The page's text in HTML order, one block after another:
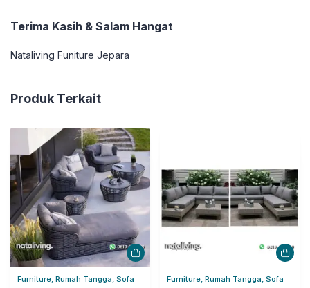
Terima Kasih & Salam Hangat
Nataliving Funiture Jepara
Produk Terkait
Furniture, Rumah Tangga, Sofa Furniture, Rumah Tangga, Sofa